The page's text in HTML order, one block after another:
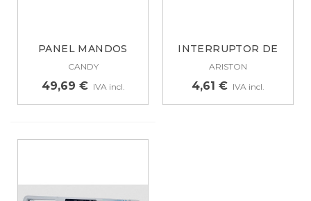
PANEL MANDOS
LAVADORA CANDY...
CANDY
49,69 € IVA incl.
INTERRUPTOR DE
LAVADO PHILCO,...
ARISTON
4,61 € IVA incl.